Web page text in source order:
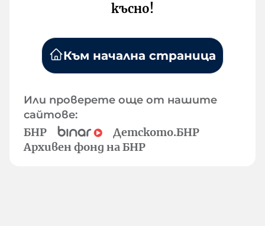
късно!
Към начална страница
Или проверете още от нашите
сайтове:
БНР
Детското.БНР
Архивен фонд на БНР